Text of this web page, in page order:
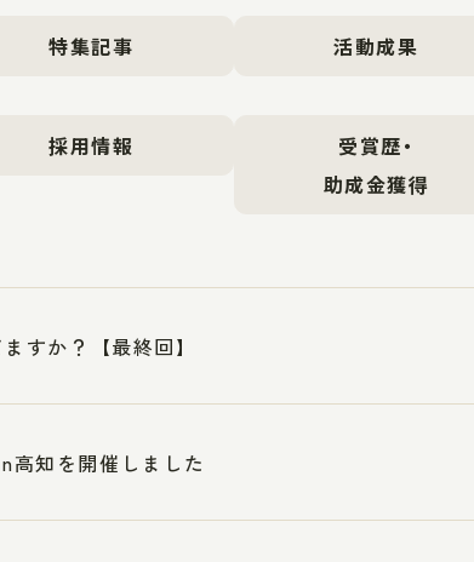
特集記事 活動成果
採用情報
受賞歴・
助成金獲得
すか？【最終回】
知を開催しました